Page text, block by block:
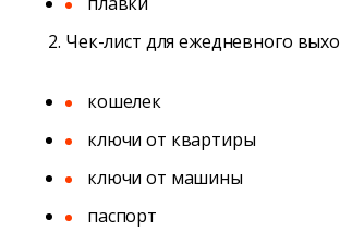
Чек-лист для ежедневного
кошелек
ключи от квартиры
ключи от машины
паспорт